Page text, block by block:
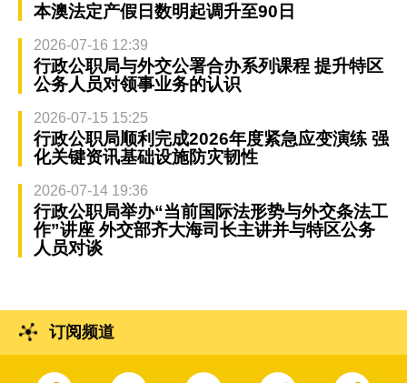
本澳法定产假日数明起调升至90日
2026-07-16 12:39
行政公职局与外交公署合办系列课程 提升特区
公务人员对领事业务的认识
2026-07-15 15:25
行政公职局顺利完成2026年度紧急应变演练 强
化关键资讯基础设施防灾韧性
2026-07-14 19:36
行政公职局举办“当前国际法形势与外交条法工
作”讲座 外交部齐大海司长主讲并与特区公务
人员对谈
订阅频道